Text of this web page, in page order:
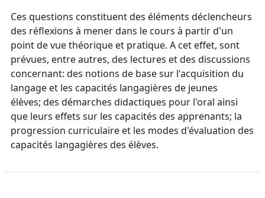
Ces questions constituent des éléments déclencheurs
des réflexions à mener dans le cours à partir d'un
point de vue théorique et pratique. A cet effet, sont
prévues, entre autres, des lectures et des discussions
concernant: des notions de base sur l'acquisition du
langage et les capacités langagières de jeunes
élèves; des démarches didactiques pour l'oral ainsi
que leurs effets sur les capacités des apprenants; la
progression curriculaire et les modes d'évaluation des
capacités langagières des élèves.